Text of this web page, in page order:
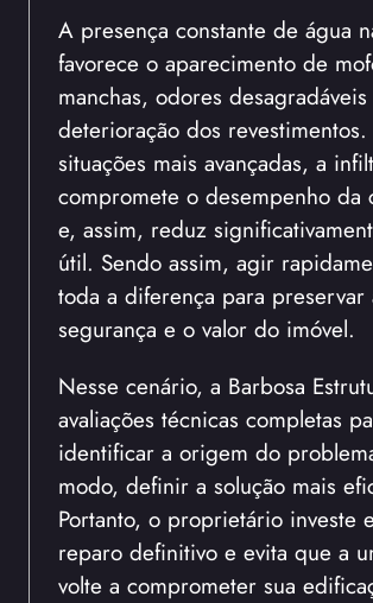
A presença constante de água
favorece o aparecimento de
manchas, odores
deterioração dos revestimentos.
situações mais avançadas, a
compromete o desempenho da
e, assim, reduz
útil. Sendo assim, agir
toda a diferença para preservar
segurança e o valor do imóvel.
Nesse cenário, a Barbosa
avaliações técnicas completas
identificar a origem do
modo, definir a solução mais
Portanto, o proprietário investe
reparo definitivo e evita que a
volte a comprometer sua